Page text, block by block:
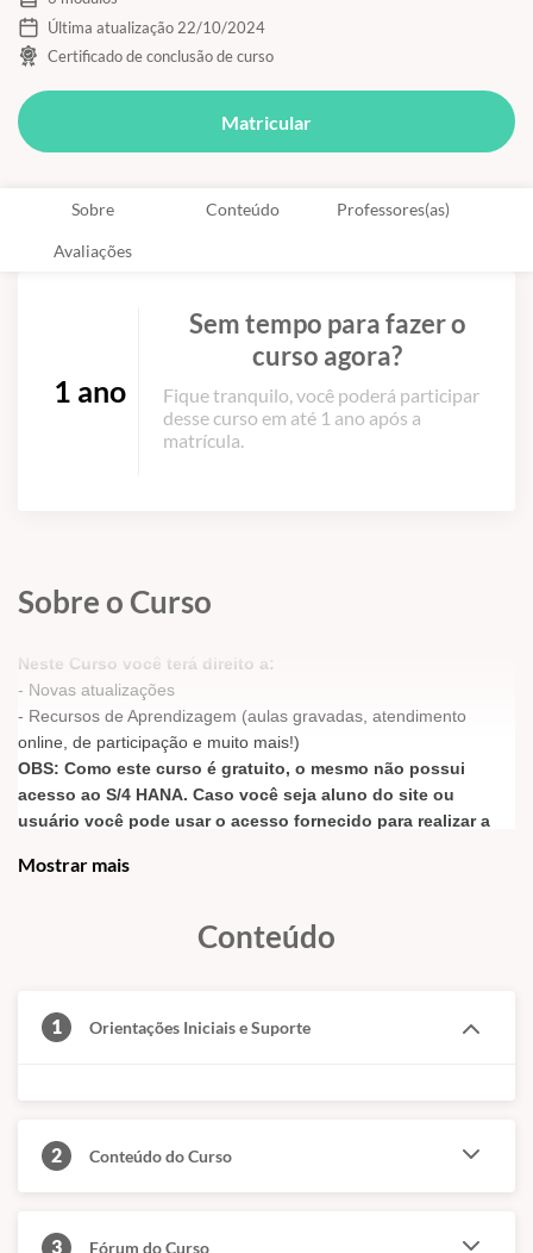
Última atualização 22/10/2024
Certificado de conclusão de curso
Matricular
Sobre Conteúdo Professores(as)
Avaliações
1 ano
Sem tempo para fazer o
curso agora?
Fique tranquilo, você poderá participar
desse curso em até 1 ano após a
matrícula.
Sobre o Curso
Neste Curso você terá direito a:
- Novas atualizações
- Recursos de Aprendizagem (aulas gravadas, atendimento
online, de participação e muito mais!)
OBS: Como este curso é gratuito, o mesmo não possui
acesso ao S/4 HANA. Caso você seja aluno do site ou
usuário você pode usar o acesso fornecido para realizar a
emCURSOS / ACESSO A SERVIDORES
Mostrar mais
Conteúdo
1 Orientações Iniciais e Suporte
2 Conteúdo do Curso
3 Fórum do Curso